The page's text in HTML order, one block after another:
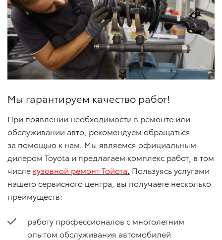
Мы гарантируем качество работ!
При появлении необходимости в ремонте или
обслуживании авто, рекомендуем обращаться
за помощью к нам. Мы являемся официальным
дилером Toyota и предлагаем комплекс работ, в том
числе кузовной ремонт Тойота Пользуясь услугами
нашего сервисного центра, вы получаете несколько
преимуществ:
работу профессионалов с многолетним
опытом обслуживания автомобилей